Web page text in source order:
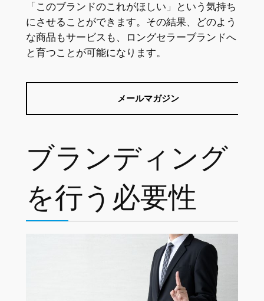
「このブランドのこれがほしい」という気持ち
にさせることができます。その結果、どのよう
な商品もサービスも、ロングセラーブランドへ
と育つことが可能になります。
メールマガジン
ブランディング
を行う必要性